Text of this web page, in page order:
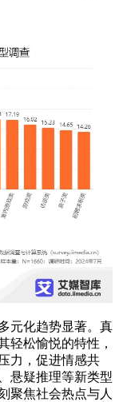
化趋势显著。真
轻松愉悦的特性，
力，促进情感共
悬疑推理等新类型
聚焦社会热点与人